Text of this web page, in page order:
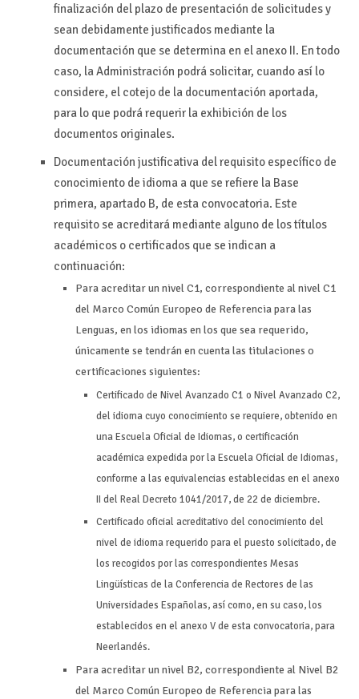
finalización del plazo de presentación de solicitudes y
sean debidamente justificados mediante la
documentación que se determina en el anexo II. En todo
caso, la Administración podrá solicitar, cuando así lo
considere, el cotejo de la documentación aportada,
para lo que podrá requerir la exhibición de los
documentos originales.
Documentación justificativa del requisito específico de
conocimiento de idioma a que se refiere la Base
primera, apartado B, de esta convocatoria. Este
requisito se acreditará mediante alguno de los títulos
académicos o certificados que se indican a
continuación:
Para acreditar un nivel C1, correspondiente al nivel C1
del Marco Común Europeo de Referencia para las
Lenguas, en los idiomas en los que sea requerido,
únicamente se tendrán en cuenta las titulaciones o
certificaciones siguientes:
Certificado de Nivel Avanzado C1 o Nivel Avanzado C2,
del idioma cuyo conocimiento se requiere, obtenido en
una Escuela Oficial de Idiomas, o certificación
académica expedida por la Escuela Oficial de Idiomas,
conforme a las equivalencias establecidas en el anexo
II del Real Decreto 1041/2017, de 22 de diciembre.
Certificado oficial acreditativo del conocimiento del
nivel de idioma requerido para el puesto solicitado, de
los recogidos por las correspondientes Mesas
Lingüísticas de la Conferencia de Rectores de las
Universidades Españolas, así como, en su caso, los
establecidos en el anexo V de esta convocatoria, para
Neerlandés.
Para acreditar un nivel B2, correspondiente al Nivel B2
del Marco Común Europeo de Referencia para las